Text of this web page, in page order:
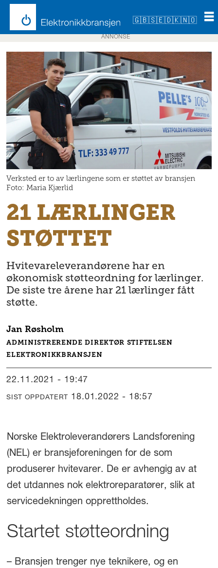
🇬🇧🇸🇪🇩🇰🇳🇴
ANNONSE
Verksted er to av lærlingene som er støttet av bransjen
Foto: Maria Kjærlid
21 LÆRLINGER
STØTTET
Hvitevareleverandørene har en
økonomisk støtteordning for lærlinger.
De siste tre årene har 21 lærlinger fått
støtte.
Jan Røsholm
ADMINISTRERENDE DIREKTØR STIFTELSEN
ELEKTRONIKKBRANSJEN
22.11.2021 - 19:47
SIST OPPDATERT 18.01.2022 - 18:57
Norske Elektroleverandørers Landsforening
(NEL) er bransjeforeningen for de som
produserer hvitevarer. De er avhengig av at
det utdannes nok elektroreparatører, slik at
servicedekningen opprettholdes.
Startet støtteordning
– Bransjen trenger nye teknikere, og en